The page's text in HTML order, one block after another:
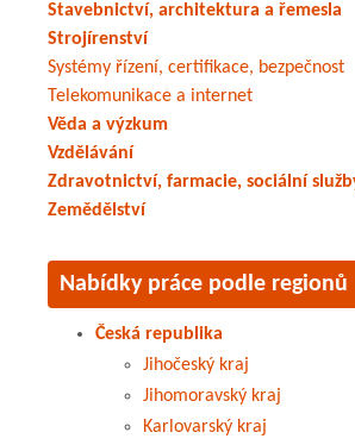
Stavebnictví, architektura a řemesla
Strojírenství
Systémy řízení, certifikace, bezpečnost
Telekomunikace a internet
Věda a výzkum
Vzdělávání
Zdravotnictví, farmacie, sociální
Zemědělství
Nabídky práce podle regionů
Česká republika
Jihočeský kraj
Jihomoravský kraj
Karlovarský kraj